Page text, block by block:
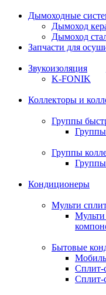
Дымоходные
Дымоход
Дымоход
Запчасти для
Звукоизоляция
K-FONIK
Коллекторы и
Группы
Группы
Группы
Кондиционеры
Мульти
Мульти
Бытовые
Сплит-
Сплит-